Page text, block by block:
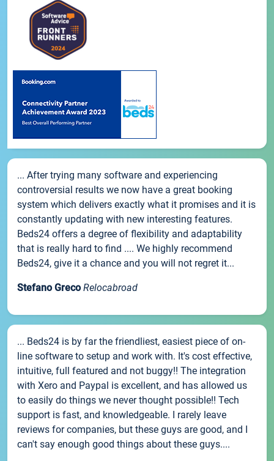
... After trying many software and experiencing
controversial results we now have a great booking
system which delivers exactly what it promises and it is
constantly updating with new interesting features.
Beds24 offers a degree of flexibility and adaptability
that is really hard to find .... We highly recommend
Beds24, give it a chance and you will not regret it...
Stefano Greco Relocabroad
... Beds24 is by far the friendliest, easiest piece of on-
line software to setup and work with. It's cost effective,
intuitive, full featured and not buggy!! The integration
with Xero and Paypal is excellent, and has allowed us
to easily do things we never thought possible!! Tech
support is fast, and knowledgeable. I rarely leave
reviews for companies, but these guys are good, and I
can't say enough good things about these guys....